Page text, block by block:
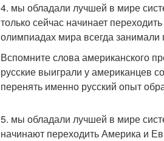
4. мы обладали лучшей в мире
только сейчас начинает
олимпиадах мира всегда
Вспомните слова американского
русские выиграли у американцев
перенять именно русский опыт
5. мы обладали лучшей в мире
начинают переходить Америка и